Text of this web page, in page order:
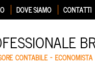
DOVE SIAMO CONTATTI
CONTABILE –